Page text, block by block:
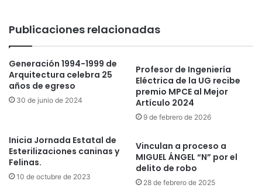
Publicaciones relacionadas
Generación 1994-1999 de
Arquitectura celebra 25
años de egreso
30 de junio de 2024
Profesor de Ingeniería
Eléctrica de la UG recibe
premio MPCE al Mejor
Artículo 2024
9 de febrero de 2026
Inicia Jornada Estatal de
Esterilizaciones caninas y
Felinas.
10 de octubre de 2023
Vinculan a proceso a
MIGUEL ÁNGEL “N” por el
delito de robo
28 de febrero de 2025